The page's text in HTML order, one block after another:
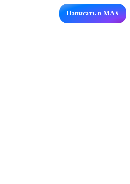
Написать в MAX